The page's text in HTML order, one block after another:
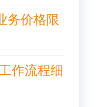
务价格限
作流程细